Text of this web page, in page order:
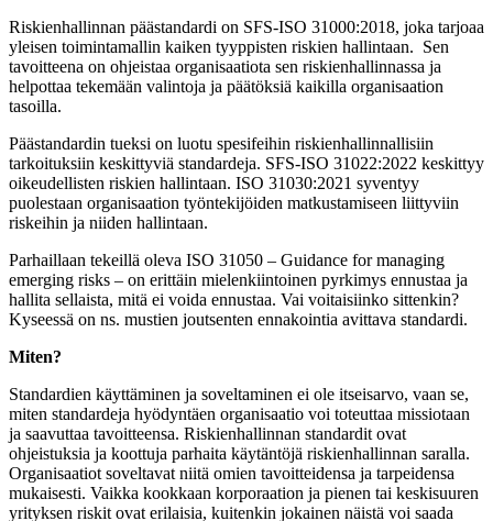
Riskienhallinnan päästandardi on SFS-ISO 31000:2018, joka tarjoaa
yleisen toimintamallin kaiken tyyppisten riskien hallintaan. Sen
tavoitteena on ohjeistaa organisaatiota sen riskienhallinnassa ja
helpottaa tekemään valintoja ja päätöksiä kaikilla organisaation
tasoilla.
Päästandardin tueksi on luotu spesifeihin riskienhallinnallisiin
tarkoituksiin keskittyviä standardeja. SFS-ISO 31022:2022 keskittyy
oikeudellisten riskien hallintaan. ISO 31030:2021 syventyy
puolestaan organisaation työntekijöiden matkustamiseen liittyviin
riskeihin ja niiden hallintaan.
Parhaillaan tekeillä oleva ISO 31050 – Guidance for managing
emerging risks – on erittäin mielenkiintoinen pyrkimys ennustaa ja
hallita sellaista, mitä ei voida ennustaa. Vai voitaisiinko sittenkin?
Kyseessä on ns. mustien joutsenten ennakointia avittava standardi.
Miten?
Standardien käyttäminen ja soveltaminen ei ole itseisarvo, vaan se,
miten standardeja hyödyntäen organisaatio voi toteuttaa missiotaan
ja saavuttaa tavoitteensa. Riskienhallinnan standardit ovat
ohjeistuksia ja koottuja parhaita käytäntöjä riskienhallinnan saralla.
Organisaatiot soveltavat niitä omien tavoitteidensa ja tarpeidensa
mukaisesti. Vaikka kookkaan korporaation ja pienen tai keskisuuren
yrityksen riskit ovat erilaisia, kuitenkin jokainen näistä voi saada